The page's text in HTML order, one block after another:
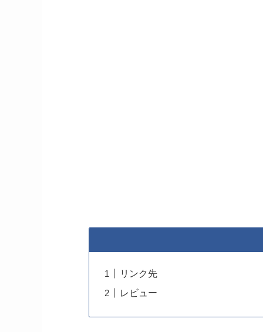
リンク先
レビュー